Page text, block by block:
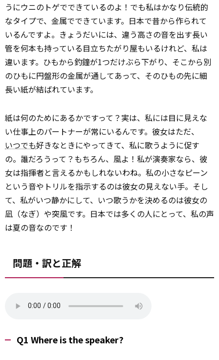
うにウニのトゲでできているのよ！でも私はかなり伝統的
なタイプで、金属でできています。日本で昔から作られて
いるんですよ。きょうだいには、違う高さの音を出す長い
管を何本も持っている目立ちたがり屋もいるけれど、私は
違います。ひもから釣鐘が1つだけぶら下がり、そこから別
のひもに円盤形の金属が通してあって、そのひもの先に細
長い紙が結ばれています。
紙は何のためにあるかですって？実は、私には目に見えな
い仕事上のパートナーが常にいるんです。彼女はただ、
いつでも好きなときにやってきて、私に歌うように促す
の。誰だろうって？もちろん、風よ！私が演奏家なら、彼
女は指揮者と言えるかもしれないわね。私の小さなピーン
という音やトリルを指示するのは彼女の見えない手。そし
て、私がいつ静かにして、いつ歌うかを決めるのは彼女の
凪（なぎ）や突風です。日本では多くの人にとって、私の声
は夏の音なのです！
問題・訳と正解
Q1 Where is the speaker?